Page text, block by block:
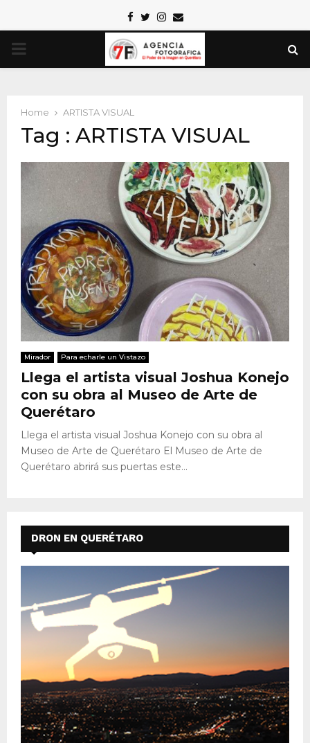
Facebook
TwitterInstagram
Email
PRIMARY
Home ARTISTA VISUAL
Tag : ARTISTA VISUAL
Mirador Para echarle un Vistazo
Llega el artista visual Joshua Konejo
con su obra al Museo de Arte de
Querétaro
Llega el artista visual Joshua Konejo con su obra al
Museo de Arte de Querétaro El Museo de Arte de
Querétaro abrirá sus puertas este...
DRON EN QUERÉTARO